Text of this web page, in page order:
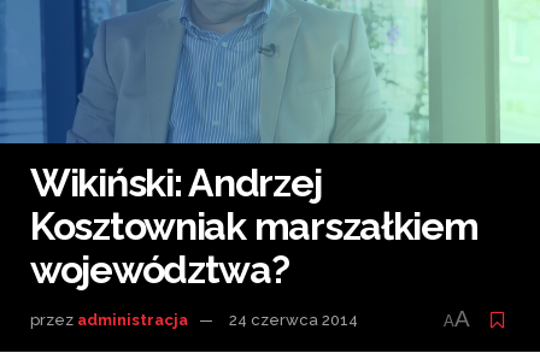
Wikiński: Andrzej
Kosztowniak marszałkiem
województwa?
przez administracja 24 czerwca 2014 AA